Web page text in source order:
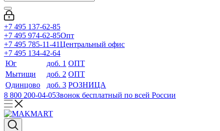
+7 495 137-62-85
+7 495 974-62-85Опт
+7 495 785-11-41Центральный офис
+7 495 134-42-64
Юг
доб. 1 ОПТ
Мытищи
доб. 2 ОПТ
Одинцово
доб. 3 РОЗНИЦА
8 800 200-04-05Звонок бесплатный по всей России